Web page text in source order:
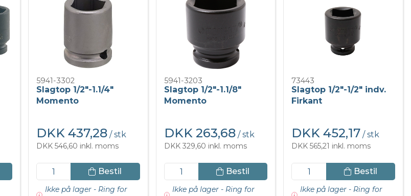
5941-3302
Slagtop 1/2"-1.1/4"
Momento
DKK 437,28 / stk
DKK 546,60 inkl. moms
Bestil
Ikke på lager - Ring for
5941-3203
Slagtop 1/2"-1.1/8"
Momento
DKK 263,68 / stk
DKK 329,60 inkl. moms
Bestil
Ikke på lager - Ring for
73443
Slagtop 1/2"-1/2" indv.
Firkant
DKK 452,17 / stk
DKK 565,21 inkl. moms
Bestil
Ikke på lager - Ring for